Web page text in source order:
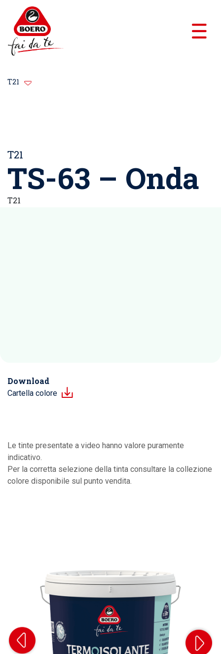
T21
T21
TS-63 – Onda
T21
Download
Cartella colore
Le tinte presentate a video hanno valore puramente
indicativo.
Per la corretta selezione della tinta consultare la collezione
colore disponibile sul punto vendita.